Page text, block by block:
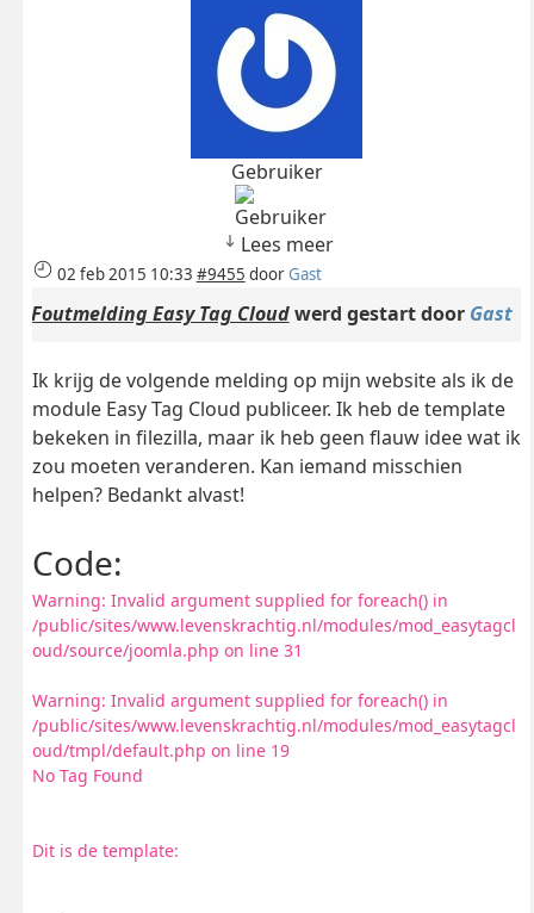
Gebruiker
Lees meer
02 feb 2015 10:33 #9455 doorGast
Foutmelding Easy Tag Cloudwerd gestart door Gast
Ik krijg de volgende melding op mijn website als ik de
module Easy Tag Cloud publiceer. Ik heb de template
bekeken in filezilla, maar ik heb geen flauw idee wat ik
zou moeten veranderen. Kan iemand misschien
helpen? Bedankt alvast!
Code:
Warning: Invalid argument supplied for foreach() in
/public/sites/www.levenskrachtig.nl/modules/mod_easytagcl
oud/source/joomla.php on line 31
Warning: Invalid argument supplied for foreach() in
/public/sites/www.levenskrachtig.nl/modules/mod_easytagcl
oud/tmpl/default.php on line 19
No Tag Found
Dit is de template: